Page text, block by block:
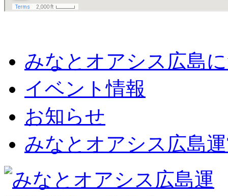
みなとオアシス広島
イベント情報
お知らせ
みなとオアシス広島